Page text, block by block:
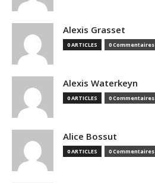
Alexis Grasset
0 ARTICLES 0 Commentaires
Alexis Waterkeyn
0 ARTICLES 0 Commentaires
Alice Bossut
0 ARTICLES 0 Commentaires